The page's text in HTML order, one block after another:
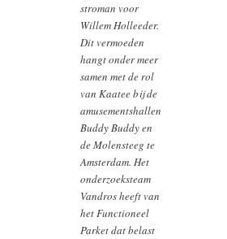
stroman voor
Willem Holleeder.
Dit vermoeden
hangt onder meer
samen met de rol
van Kaatee bij de
amusementshallen
Buddy Buddy en
de Molensteeg te
Amsterdam. Het
onderzoeksteam
Vandros heeft van
het Functioneel
Parket dat belast